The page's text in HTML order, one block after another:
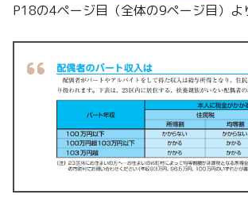
P18の4ページ目（全体の9ページ目）よ